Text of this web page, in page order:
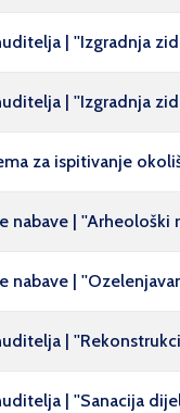
| ''Izgradnja
| ''Izgradnja
za ispitivanje
nabave |
nabave |
|
| ''Sanacija